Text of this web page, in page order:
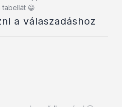
tabellát 😀
a válaszadáshoz